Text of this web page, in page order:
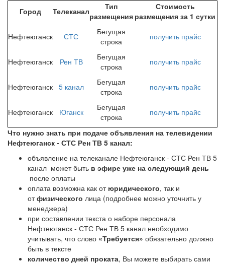
Город Телеканал
Тип
размещения
Стоимость
размещения за 1 сутки
Нефтеюганск
СТС
Бегущая
строка
получитьпрайс
Нефтеюганск Рен ТВ
Бегущая
строка
получитьпрайс
Нефтеюганск 5 канал
Бегущая
строка
получитьпрайс
Нефтеюганск Юганск
Бегущая
строка
получитьпрайс
Что нужно знать при подаче объявления на телевидении
Нефтеюганск - СТС Рен ТВ 5 канал:
объявление на телеканале Нефтеюганск - СТС Рен ТВ 5
канал может быть в эфире уже на следующий день
после оплаты
оплата возможна как от юридического, так и
отфизического лица (подробнее можно уточнить у
менеджера)
при составлении текста о наборе персонала
Нефтеюганск - СТС Рен ТВ 5 канал необходимо
учитывать, что слово «Требуется» обязательно должно
быть в тексте
количество дней проката, Вы можете выбирать сами